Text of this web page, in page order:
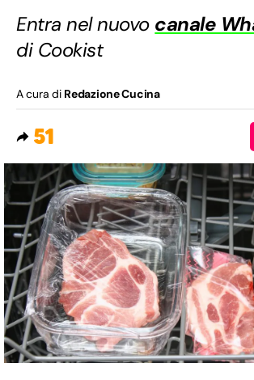
Entra nel nuovo canale
di Cookist
A cura di Redazione Cucina
51